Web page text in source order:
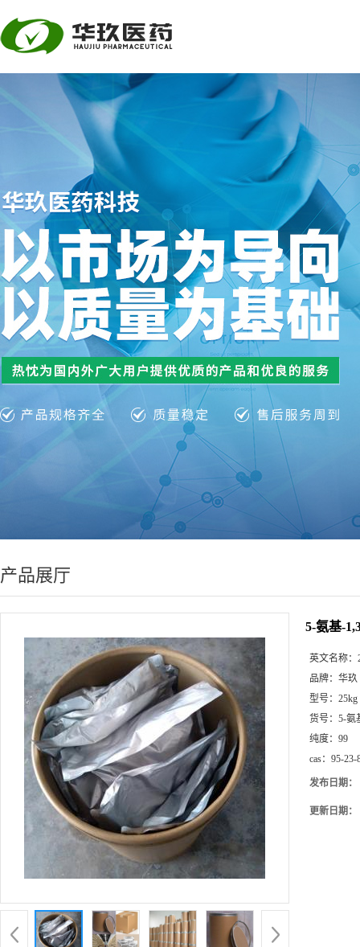
产品展厅
5-氨基-
英文名称：
品牌： 华玖
型号： 25kg
货号： 5-氨
纯度： 99
cas： 95-23-
发布日期：
更新日期：